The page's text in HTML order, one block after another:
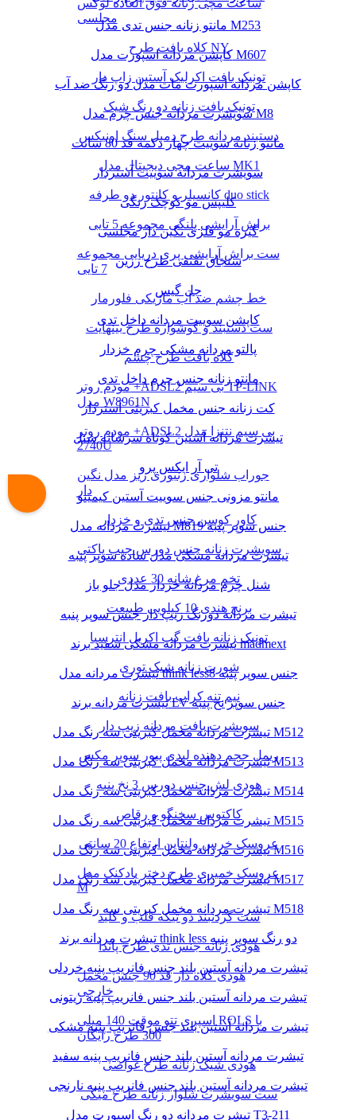
ساعت مچی زنانه فوق العاده لوکس
مجلسی
کلاه بافت طرح NY
تونیک بافت اکرلیک آستین زاپ دار
تونیک بافت زنانه دو رنگ شیک
دستبند مردانه طرح دمبل سنگ اونیکس
ساعت مچی دیجیتال مدل MK1
کانسیلر و کانتور دو طرفه duo stick
براش آرایشی پلنگی مجموعه 5 تایی
ست براش آرایشی پری دریایی مجموعه
7 تایی
خط چشم ضد آب ماژیکی فلورمار
ست دستبند و گوشواره طرح بینهایت
کلاه بافت طرح چشم
مودم روتر +ADSL2 بی سیم TP-LINK
مدل W8961N
مودم روتر +ADSL2 بی سیم نتنزا مدل
2740U
جوراب شلواری زنبوری ریز مدل نگین
دار
کاور کوسن جنس تدی و خزدار
سویشرت زنانه جنس دورس جیب پاکتی
تخم مرغ شانه 30 عددی
برنج هندی 10 کیلویی طبیعت
تونیک زنانه بافت گپ اکریل انترسیا
شورت زنانه شیک توری
نیم تنه کراپ بافت زنانه
سویشرت بافت مردانه زیپ دار
ریمل حجم دهنده لیدی پیور سوپر مکس
هودی لش جنس دورس 3 نخ پنبه
کاکتوس سخنگو و رقاص
عروسک خرس ولنتاین ارتفاع 20 سانتی
عروسک خمیری طرح دختر بادکنک مدل
M
ست گردنبند دو تیکه قلب و کلید
هودی زنانه جنس تدی طرح پاندا
هودی کلاه دار قد 90 جنس مخمل
خارجی
اسپری تتو موقت 140 میلی ROLS با
300 طرح رایگان
هودی شیک زنانه طرح غواصی
ست سویشرت شلوار زنانه طرح میکی
مانتو زنانه جنس تدی مدل M253
کاپشن مردانه اسپورت مدل M607
کاپشن مردانه اسپورت مات مدل دو رنگ ضد آب
سویشرت مردانه جنس چرم مدل M8
مانتو زنانه سوییت چهار دکمه قد 80 سانت
سویشرت مردانه سوییت آستردار
کلیپس مو کوچک رنگی
گیره مو فلزی نگین دار مجلسی
سنجاق تقتقی طرح رزین
چل گیس
کاپشن سوییت مردانه داخل تدی
پالتو مردانه مشکی چرم خزدار
مانتو زنانه جنس چرم داخل تدی
کت زنانه جنس مخمل کبریتی آستردار
تیشرت مردانه آستین کوتاه سرشانه شنل
تی آر ایکس پرو
مانتو مزونی جنس سوییت آستین کیمینو
تیشرت مردانه مدل M819 جنس سوپر پنبه
تیشرت مردانه مشکی مدل ساده سوپر پنبه
شنل چرم مردانه خزدار مدل جلو باز
تیشرت مردانه دورنگ زیپ دار جنس سوپر پنبه
تیشرت مردانه مشکی سفید برند madmext
تیشرت مردانه مدل think less8 جنس سوپر پنبه
تیشرت مردانه برند LV جنس سوپر نخ پنبه
تیشرت مردانه مخمل کبریتی سه رنگ مدل M512
تیشرت مردانه مخمل کبریتی سه رنگ مدل M513
تیشرت مردانه مخمل کبریتی سه رنگ مدل M514
تیشرت مردانه مخمل کبریتی سه رنگ مدل M515
تیشرت مردانه مخمل کبریتی سه رنگ مدل M516
تیشرت مردانه مخمل کبریتی سه رنگ مدل M517
تیشرت مردانه مخمل کبریتی سه رنگ مدل M518
تیشرت مردانه برند think less دو رنگ سوپر پنبه
تیشرت مردانه آستین بلند جنس فانریپ پنبه خردلی
تیشرت مردانه آستین بلند جنس فانریپ پنبه زیتونی
تیشرت مردانه آستین بلند جنس فانریپ پنبه مشکی
تیشرت مردانه آستین بلند جنس فانریپ پنبه سفید
تیشرت مردانه آستین بلند جنس فانریپ پنبه نارنجی
تیشرت مردانه دو رنگ اسپورت مدل T3-211